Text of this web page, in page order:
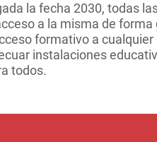
la fecha 2030, todas
a la misma de
formativo a
instalaciones
todos.